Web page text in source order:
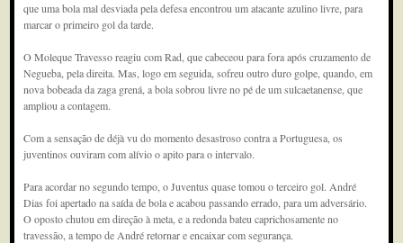
que uma bola mal desviada pela defesa encontrou um atacante azulino livre, para
marcar o primeiro gol da tarde.
O Moleque Travesso reagiu com Rad, que cabeceou para fora após cruzamento de
Negueba, pela direita. Mas, logo em seguida, sofreu outro duro golpe, quando, em
nova bobeada da zaga grená, a bola sobrou livre no pé de um sulcaetanense, que
ampliou a contagem.
Com a sensação de déjà vu do momento desastroso contra a Portuguesa, os
juventinos ouviram com alívio o apito para o intervalo.
Para acordar no segundo tempo, o Juventus quase tomou o terceiro gol. André
Dias foi apertado na saída de bola e acabou passando errado, para um adversário.
O oposto chutou em direção à meta, e a redonda bateu caprichosamente no
travessão, a tempo de André retornar e encaixar com segurança.